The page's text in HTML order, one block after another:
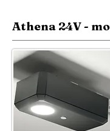
Athena 24V -